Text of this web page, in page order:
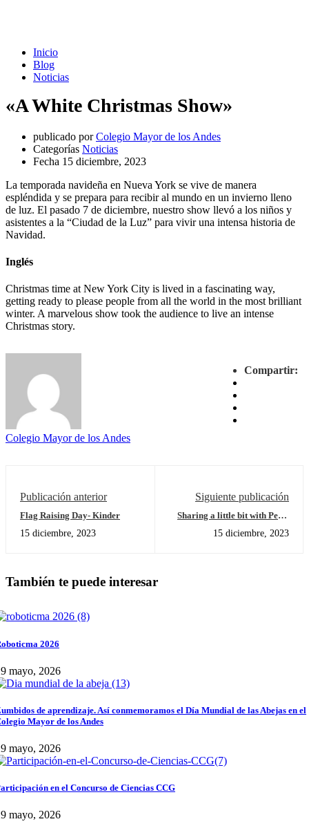
Inicio
Blog
Noticias
«A White Christmas Show»
publicado por Colegio Mayor de los Andes
Categorías Noticias
Fecha 15 diciembre, 2023
La temporada navideña en Nueva York se vive de manera
espléndida y se prepara para recibir al mundo en un invierno lleno
de luz. El pasado 7 de diciembre, nuestro show llevó a los niños y
asistentes a la “Ciudad de la Luz” para vivir una intensa historia de
Navidad.
Inglés
Christmas time at New York City is lived in a fascinating way,
getting ready to please people from all the world in the most brilliant
winter. A marvelous show took the audience to live an intense
Christmas story.
Compartir:
Colegio Mayor de los Andes
Publicación anterior
Flag Raising Day- Kinder
15 diciembre, 2023
Siguiente publicación
Sharing a little bit with Peter
15 diciembre, 2023
También te puede interesar
2026
mayo, 2026
de aprendizaje. Así conmemoramos el Día Mundial de las Abejas en el
Mayor de los Andes
mayo, 2026
en el Concurso de Ciencias CCG
mayo, 2026